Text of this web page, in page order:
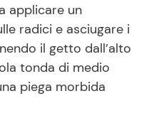
applicare un
radici e asciugare i
il getto dall’alto
tonda di medio
piega morbida